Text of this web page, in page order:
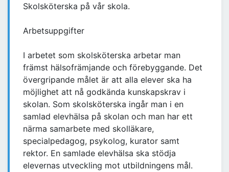
Skolsköterska på vår skola.
Arbetsuppgifter
I arbetet som skolsköterska arbetar man
främst hälsofrämjande och förebyggande. Det
övergripande målet är att alla elever ska ha
möjlighet att nå godkända kunskapskrav i
skolan. Som skolsköterska ingår man i en
samlad elevhälsa på skolan och man har ett
närma samarbete med skolläkare,
specialpedagog, psykolog, kurator samt
rektor. En samlade elevhälsa ska stödja
elevernas utveckling mot utbildningens mål.